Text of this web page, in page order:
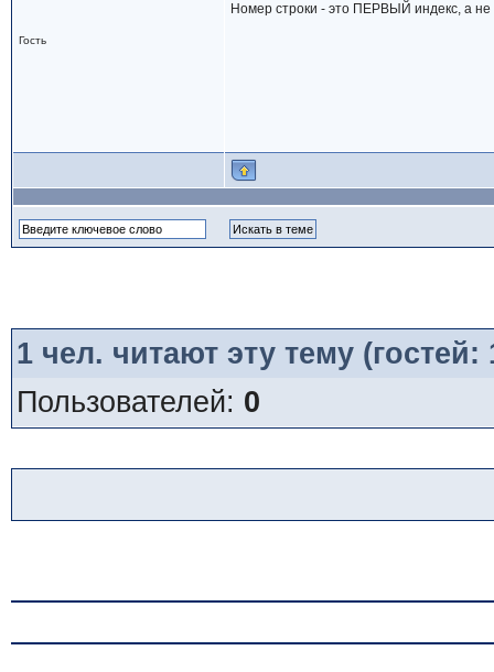
Гость
Номер строки - это ПЕРВЫЙ индекс, а не
1чел. читают эту тему
Пользователей: 0